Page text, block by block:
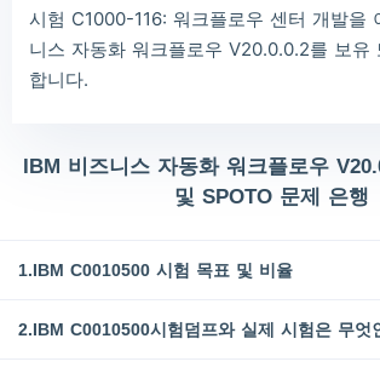
시험 C1000-116: 워크플로우 센터 개발을
니스 자동화 워크플로우 V20.0.0.2를 보유
합니다.
IBM 비즈니스 자동화 워크플로우
및 SPOTO 문제 은행
1.IBM C0010500 시험 목표 및 비율
2.IBM C0010500시험덤프와 실제 시험은 무엇